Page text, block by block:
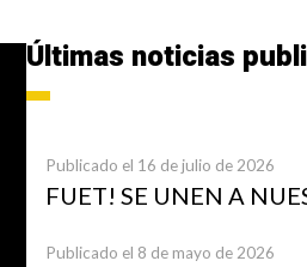
Últimas noticias
Publicado el 16 de julio de 2026
FUET! SE UNEN A
Publicado el 8 de mayo de 2026